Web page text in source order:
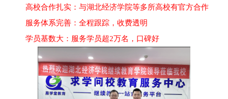
高校合作扎实：与湖北经济学院等多所高校有官方合作
服务体系完善：全程跟踪，收费透明
学员基数大：服务学员超2万名，口碑好